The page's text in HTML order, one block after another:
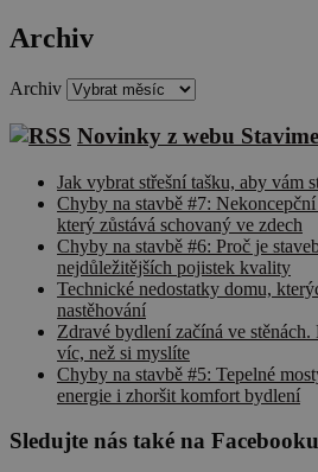
Archiv
Archiv
Novinky z webu
Jak vybrat střešní tašku, aby vám
Chyby na stavbě #7:
který zůstává schovaný ve zdech
Chyby na stavbě #6: Proč je
nejdůležitějších pojistek kvality
Technické nedostatky domu,
nastěhování
Zdravé bydlení začíná ve
víc, než si myslíte
Chyby na stavbě #5: Tepelné
energie i zhoršit komfort bydlení
Sledujte nás také na Facebooku